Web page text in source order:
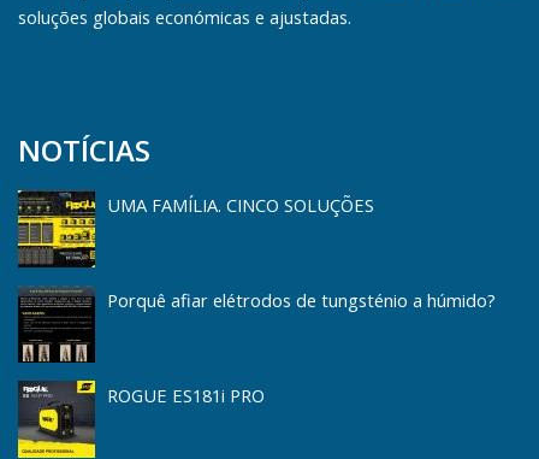
soluções globais económicas e ajustadas.
NOTÍCIAS
UMA FAMÍLIA. CINCO SOLUÇÕES
Porquê afiar elétrodos de tungsténio a húmido?
ROGUE ES181i PRO